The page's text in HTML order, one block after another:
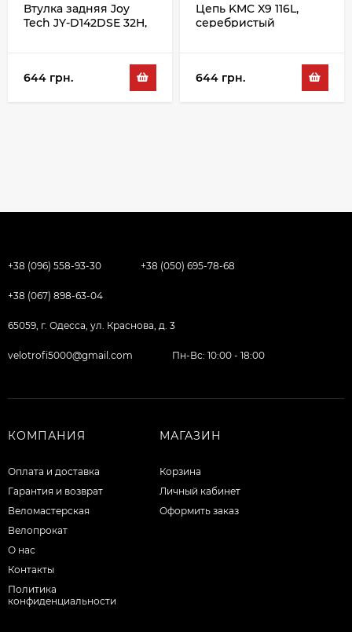
Втулка задняя Joy
Tech JY-D142DSE 32H,
644 грн.
Цепь KMC X9 116L,
серебристый
644 грн.
+38 (096) 558-93-30 +38 (050) 695-78-68
+38 (067) 898-63-04
65059, г. Одесса, ул. Краснова, д. 3
velotrofi5000@gmail.com Пн-Вс: 10:00 - 18:00
КОМПАНИЯ
Оплата и доставка
Гарантия и возврат
Веломастерская
Велопрокат
О нас
Контакты
Политика
конфиденциальности
МАГАЗИН
Корзина
Личный кабинет
Оформить заказ